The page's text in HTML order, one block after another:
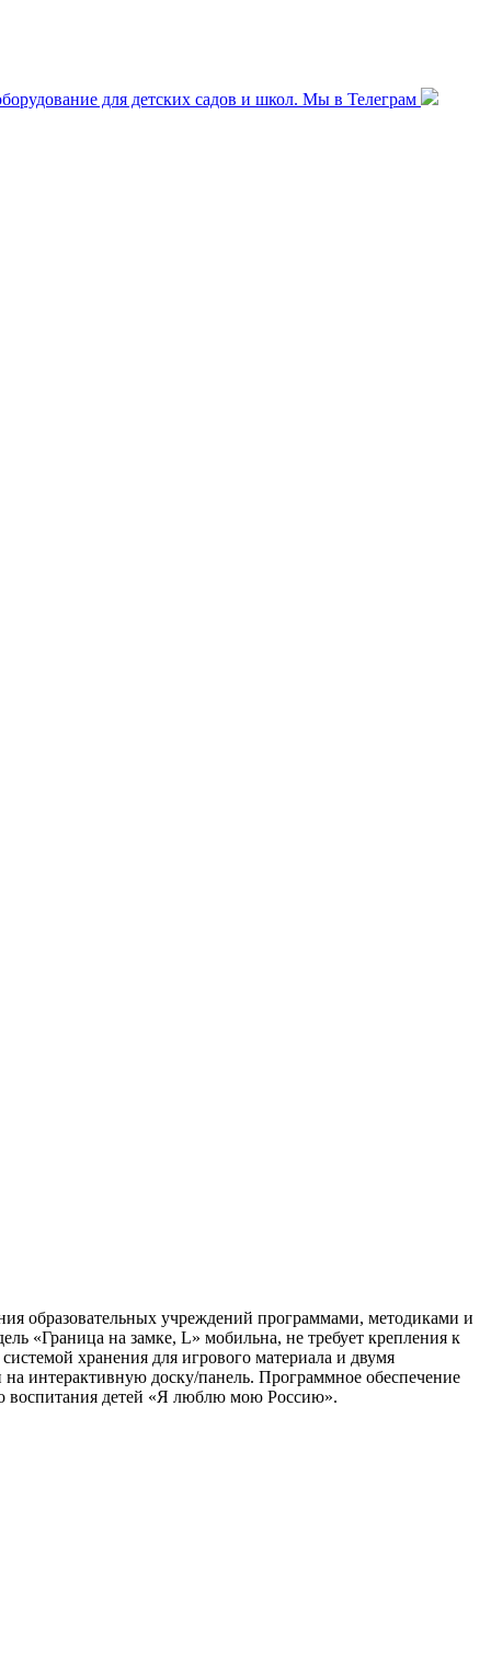
образовательных учреждений программами, методиками и
«Граница на замке, L» мобильна, не требует крепления к
хранения для игрового материала и двумя
интерактивную доску/панель. Программное обеспечение
воспитания детей «Я люблю мою Россию».